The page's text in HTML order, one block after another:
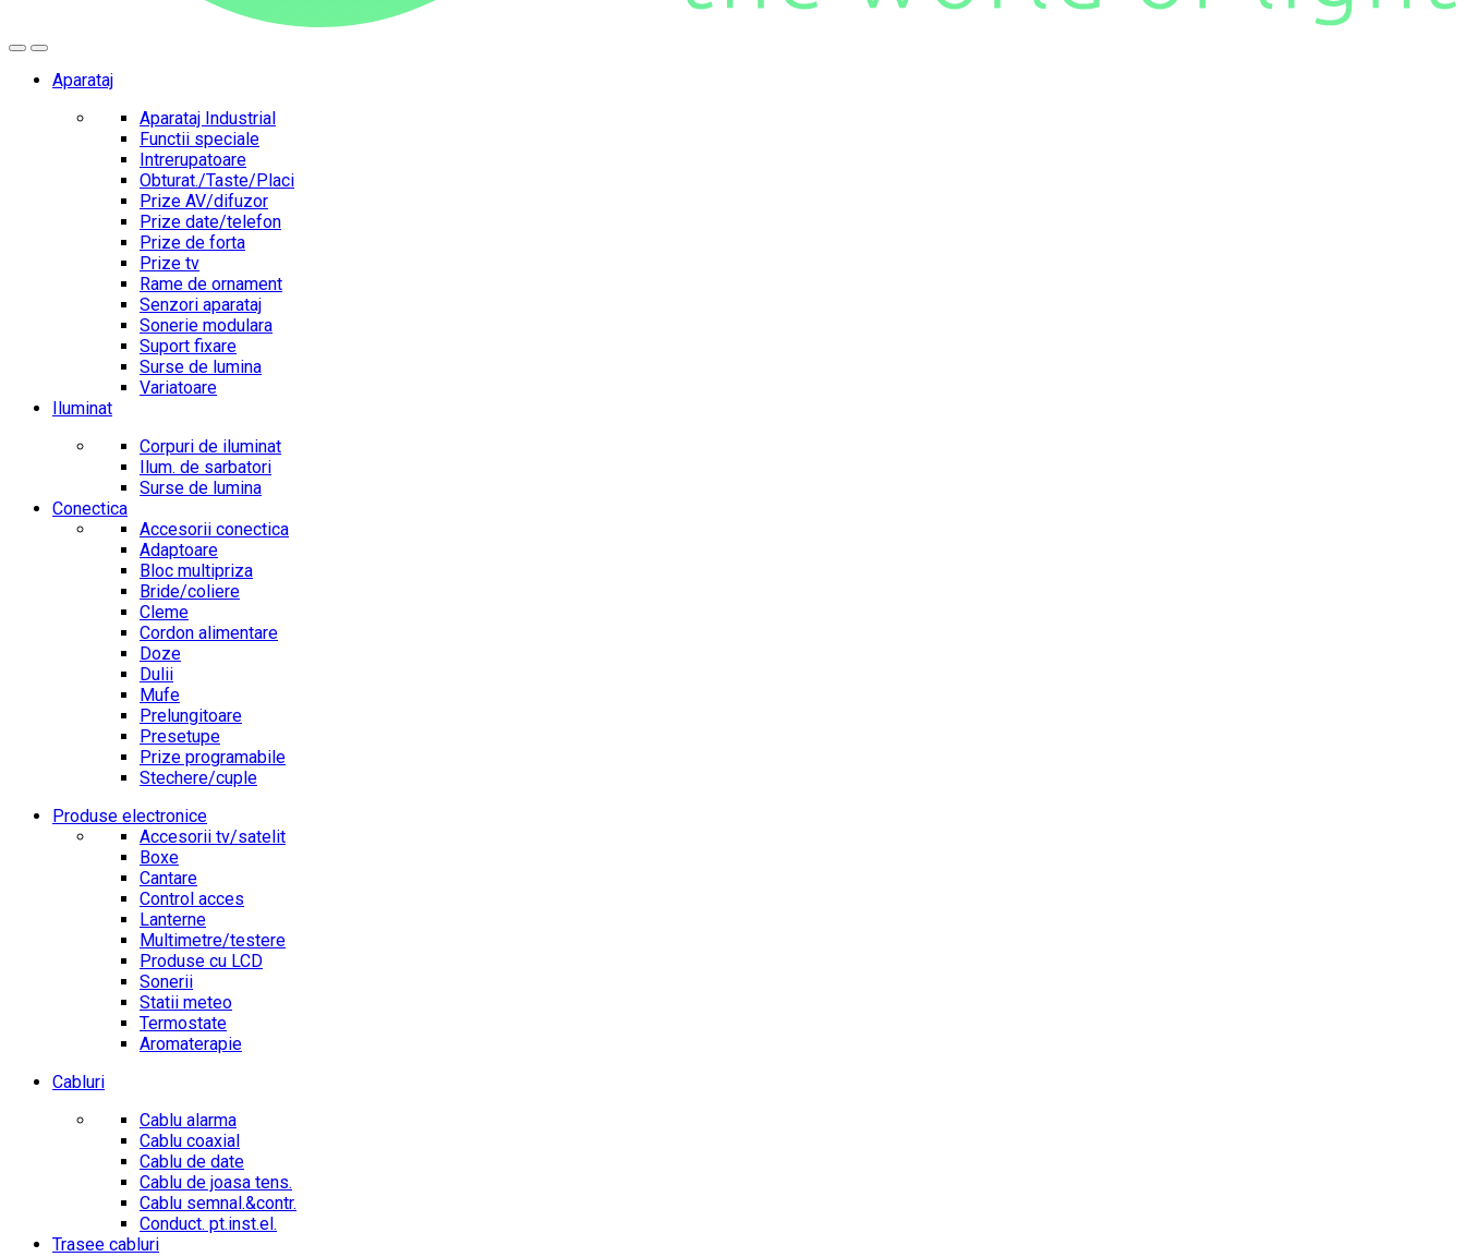
Aparataj
Aparataj Industrial
Functii speciale
Intrerupatoare
Obturat./Taste/Placi
Prize AV/difuzor
Prize date/telefon
Prize de forta
Prize tv
Rame de ornament
Senzori aparataj
Sonerie modulara
Suport fixare
Surse de lumina
Variatoare
Iluminat
Corpuri de iluminat
Ilum. de sarbatori
Surse de lumina
Conectica
Accesorii conectica
Adaptoare
Bloc multipriza
Bride/coliere
Cleme
Cordon alimentare
Doze
Dulii
Mufe
Prelungitoare
Presetupe
Prize programabile
Stechere/cuple
Produse electronice
Accesorii tv/satelit
Boxe
Cantare
Control acces
Lanterne
Multimetre/testere
Produse cu LCD
Sonerii
Statii meteo
Termostate
Aromaterapie
Cabluri
Cablu alarma
Cablu coaxial
Cablu de date
Cablu de joasa tens.
Cablu semnal.&contr.
Conduct. pt.inst.el.
Trasee cabluri